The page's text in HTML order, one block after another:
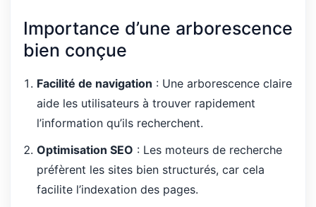
Importance d’une arborescence
bien conçue
Facilité de navigation : Une arborescence claire
aide les utilisateurs à trouver rapidement
l’information qu’ils recherchent.
Optimisation SEO : Les moteurs de recherche
préfèrent les sites bien structurés, car cela
facilite l’indexation des pages.